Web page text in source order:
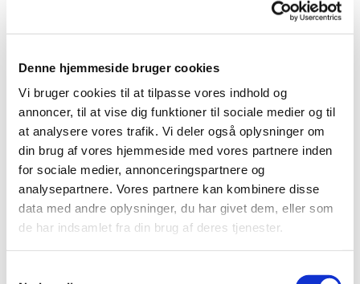
Denne hjemmeside bruger cookies
Vi bruger cookies til at tilpasse vores indhold og
annoncer, til at vise dig funktioner til sociale medier og til
at analysere vores trafik. Vi deler også oplysninger om
din brug af vores hjemmeside med vores partnere inden
for sociale medier, annonceringspartnere og
analysepartnere. Vores partnere kan kombinere disse
data med andre oplysninger, du har givet dem, eller som
de har indsamlet fra din brug af deres tjenester.
Til dem, der måtte ønske at knække lidt af koden,
udbyder jeg en læsekreds dette efterår. Jeg har valgt at
sætte en begrænsning på antallet af deltagere, fordi
tilmelding nødvendig.
Alle dage kl. 19.00-21.00
Tirsdag dag den 1. september
En introduktion til Søren Aabye Kierkegaard,
ved Kirsten Søgaard Kjær.
Tirsdag den 29. september
”Lilien paa Marken og Fuglen under Himlen”,
s. 7 – 25 (bind 11)
Tirsdag den 20. oktober
”Lilien paa Marken og Fuglen under Himlen”,
”Lilien paa Marken og Fuglen under Himlen”,